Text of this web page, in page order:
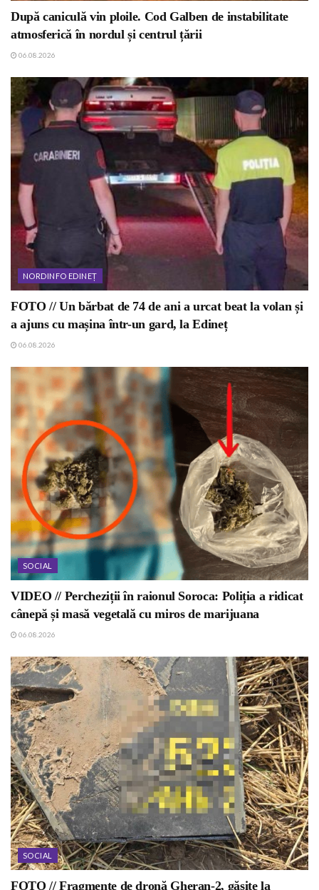
După caniculă vin ploile. Cod Galben de instabilitate
atmosferică în nordul și centrul țării
06.08.2026
NORDINFO EDINEȚ
FOTO // Un bărbat de 74 de ani a urcat beat la volan și
a ajuns cu mașina într-un gard, la Edineț
06.08.2026
SOCIAL
VIDEO // Percheziții în raionul Soroca: Poliția a ridicat
cânepă și masă vegetală cu miros de marijuana
06.08.2026
SOCIAL
FOTO // Fragmente de dronă Gheran-2, găsite la